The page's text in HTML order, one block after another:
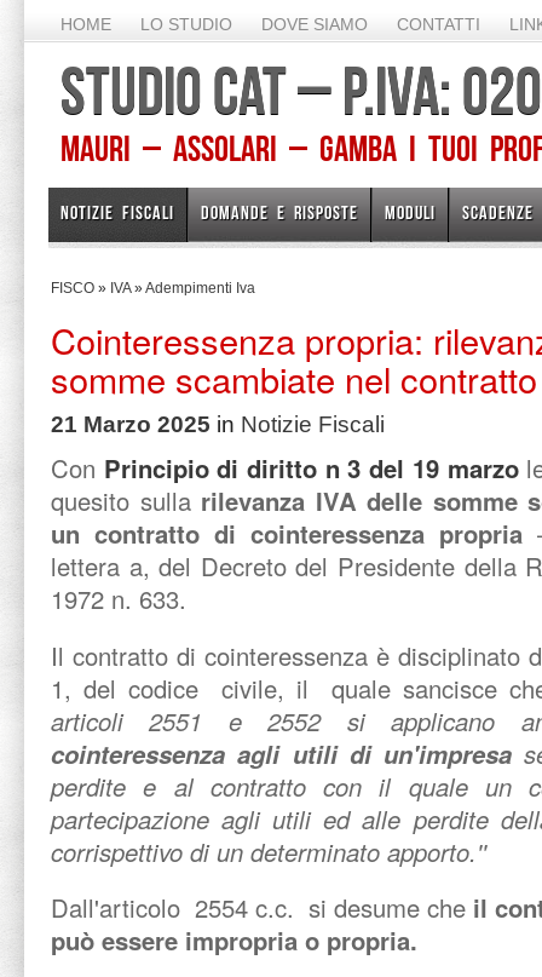
HOME LO STUDIO DOVE SIAMO CONTATTI
STUDIO CAT – P.IVA:
Mauri – Assolari – Gamba I TUOI
NOTIZIE FISCALI DOMANDE E RISPOSTE MODULI SCADENZE
FISCO » IVA»Adempimenti Iva
Cointeressenza propria:
somme scambiate nel contratto
21 Marzo 2025 in Notizie Fiscali
Con Principio di diritto n 3 del 19 marzo
quesito sulla rilevanza IVA delle somme
un contratto di cointeressenza propria
lettera a, del Decreto del Presidente della
1972 n. 633.
Il contratto di cointeressenza è disciplinato
1, del codice civile, il quale sancisce
articoli 2551 e 2552 si applicano
cointeressenza agli utili di un'impresa
perdite e al contratto con il quale un
partecipazione agli utili ed alle perdite
corrispettivo di un determinato apporto.''
Dall'articolo 2554 c.c. si desume che il
può essere impropria o propria.